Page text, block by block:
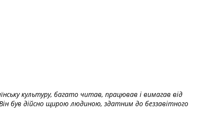
культуру, багато читав, працював і вимагав від
був дійсно щирою людиною, здатним до беззавітного